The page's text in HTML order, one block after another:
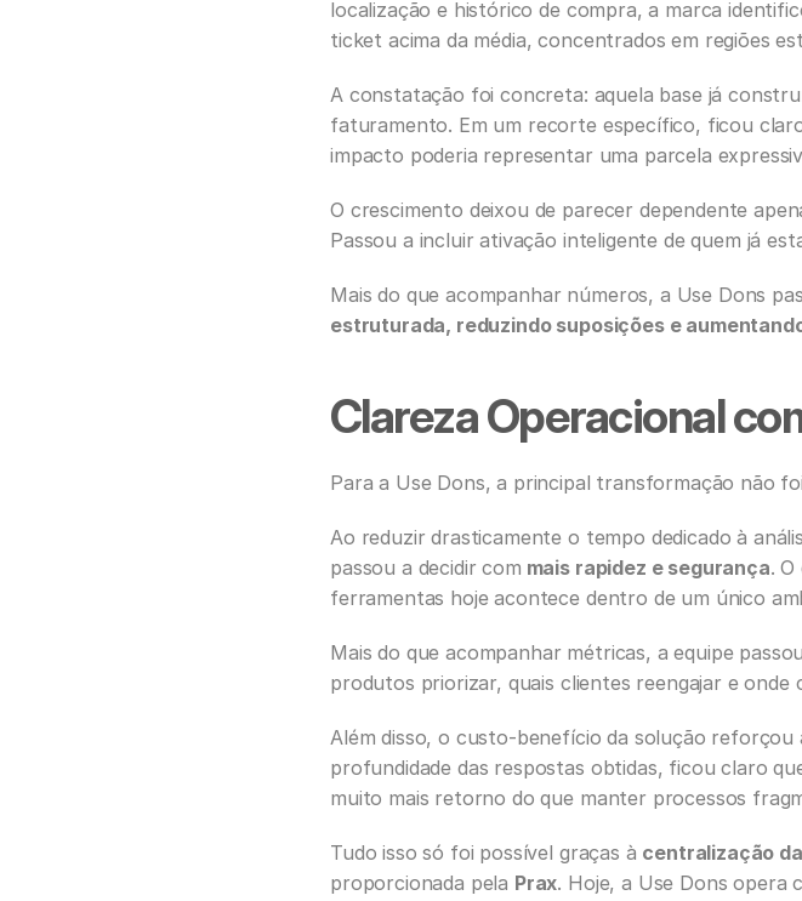
localização e histórico de compra, a marca
ticket acima da média, concentrados em regiões
A constatação foi concreta: aquela base já
faturamento. Em um recorte específico, ficou
impacto poderia representar uma parcela
O crescimento deixou de parecer dependente
Passou a incluir ativação inteligente de quem já
Mais do que acompanhar números, a Use Dons
estruturada, reduzindo suposições e
Clareza Operacional
Para a Use Dons, a principal transformação não
Ao reduzir drasticamente o tempo dedicado à
passou a decidir com mais rapidez e segurança.
ferramentas hoje acontece dentro de um único
Mais do que acompanhar métricas, a equipe
produtos priorizar, quais clientes reengajar e onde
Além disso, o custo-benefício da solução reforçou
profundidade das respostas obtidas, ficou claro
muito mais retorno do que manter processos
Tudo isso só foi possível graças à
proporcionada pela Prax. Hoje, a Use Dons opera